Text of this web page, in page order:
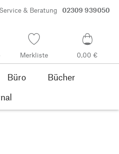
& Beratung 02309 939050
Merkliste 0,00 €
Büro
Bücher